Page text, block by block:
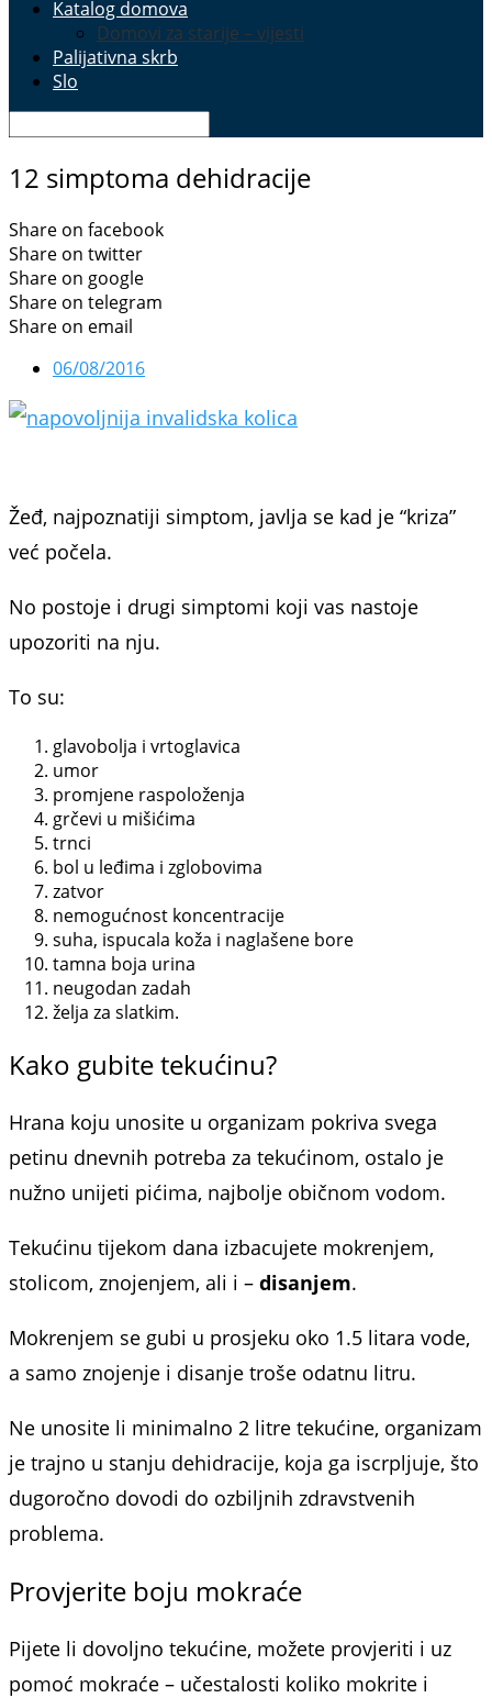
Katalog domova
Domovi za starije – vijesti
Palijativna skrb
Slo
12 simptoma dehidracije
Share on facebook
Share on twitter
Share on google
Share on telegram
Share on email
06/08/2016
Žeđ, najpoznatiji simptom, javlja se kad je “kriza”
već počela.
No postoje i drugi simptomi koji vas nastoje
upozoriti na nju.
To su:
glavobolja i vrtoglavica
umor
promjene raspoloženja
grčevi u mišićima
trnci
bol u leđima i zglobovima
zatvor
nemogućnost koncentracije
suha, ispucala koža i naglašene bore
tamna boja urina
neugodan zadah
želja za slatkim.
Kako gubite tekućinu?
Hrana koju unosite u organizam pokriva svega
petinu dnevnih potreba za tekućinom, ostalo je
nužno unijeti pićima, najbolje običnom vodom.
Tekućinu tijekom dana izbacujete mokrenjem,
stolicom, znojenjem, ali i – disanjem.
Mokrenjem se gubi u prosjeku oko 1.5 litara vode,
a samo znojenje i disanje troše odatnu litru.
Ne unosite li minimalno 2 litre tekućine, organizam
je trajno u stanju dehidracije, koja ga iscrpljuje, što
dugoročno dovodi do ozbiljnih zdravstvenih
problema.
Provjerite boju mokraće
Pijete li dovoljno tekućine, možete provjeriti i uz
pomoć mokraće – učestalosti koliko mokrite i